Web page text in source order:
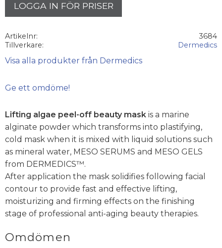
LOGGA IN FÖR PRISER
Artikelnr
3684
Tillverkare
Dermedics
Visa alla produkter från Dermedics
Ge ett omdöme!
Lifting algae peel-off beauty mask is a marine
alginate powder which transforms into plastifying,
cold mask when it is mixed with liquid solutions such
as mineral water, MESO SERUMS and MESO GELS
from DERMEDICS™.
After application the mask solidifies following facial
contour to provide fast and effective lifting,
moisturizing and firming effects on the finishing
stage of professional anti-aging beauty therapies.
Omdömen